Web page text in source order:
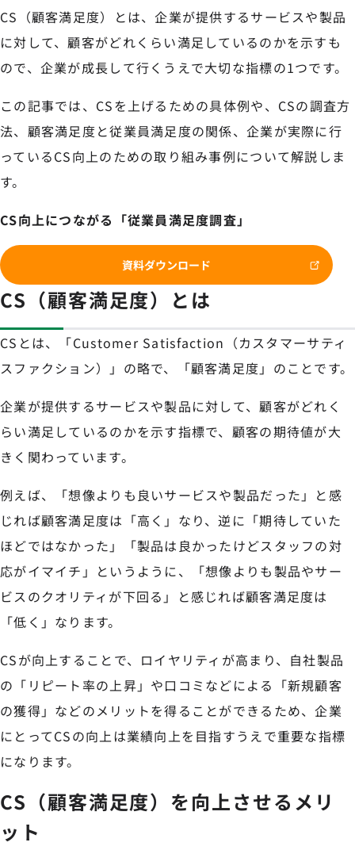
CS（顧客満足度）とは、企業が提供するサービスや製品
に対して、顧客がどれくらい満足しているのかを示すも
ので、企業が成長して行くうえで大切な指標の1つです。
この記事では、CSを上げるための具体例や、CSの調査方
法、顧客満足度と従業員満足度の関係、企業が実際に行
っているCS向上のための取り組み事例について解説しま
す。
CS向上につながる「従業員満足度調査」
資料ダウンロード
CS（顧客満足度）とは
CSとは、「Customer Satisfaction（カスタマーサティ
スファクション）」の略で、「顧客満足度」のことです。
企業が提供するサービスや製品に対して、顧客がどれく
らい満足しているのかを示す指標で、顧客の期待値が大
きく関わっています。
例えば、「想像よりも良いサービスや製品だった」と感
じれば顧客満足度は「高く」なり、逆に「期待していた
ほどではなかった」「製品は良かったけどスタッフの対
応がイマイチ」というように、「想像よりも製品やサー
ビスのクオリティが下回る」と感じれば顧客満足度は
「低く」なります。
CSが向上することで、ロイヤリティが高まり、自社製品
の「リピート率の上昇」や口コミなどによる「新規顧客
の獲得」などのメリットを得ることができるため、企業
にとってCSの向上は業績向上を目指すうえで重要な指標
になります。
CS（顧客満足度）を向上させるメリ
ット